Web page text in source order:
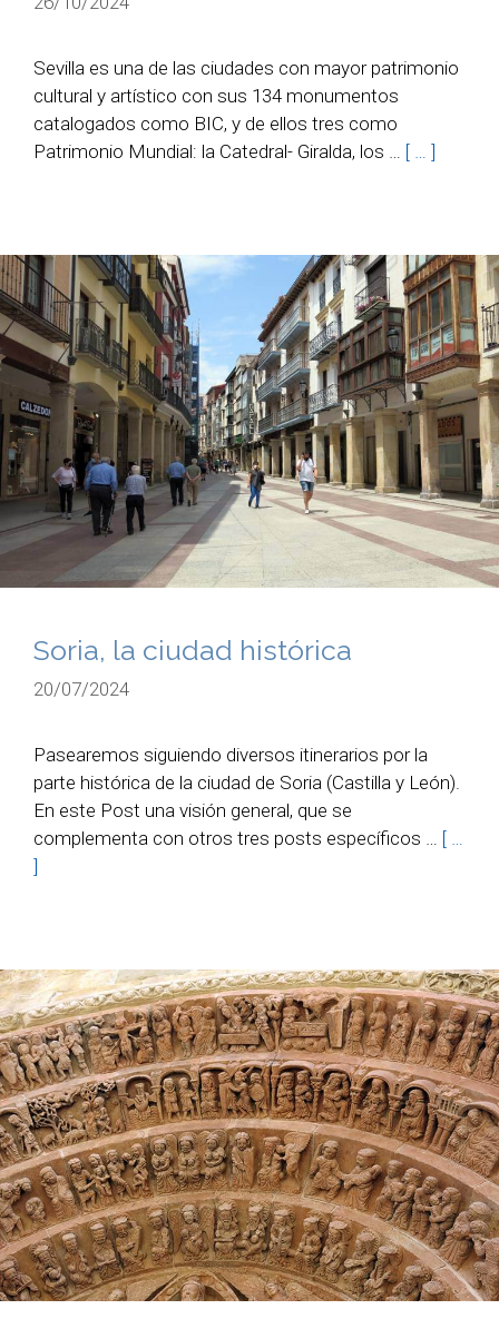
Sevilla es una de las ciudades con mayor patrimonio
cultural y artístico con sus 134 monumentos
catalogados como BIC, y de ellos tres como
Patrimonio Mundial: la Catedral- Giralda, los … [ … ]
Soria, la ciudad histórica
20/07/2024
Pasearemos siguiendo diversos itinerarios por la
parte histórica de la ciudad de Soria (Castilla y León).
En este Post una visión general, que se
complementa con otros tres posts específicos … [ …
]